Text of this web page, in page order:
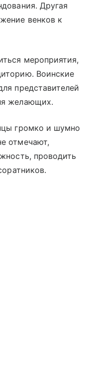
Другая
венков к
мероприятия,
Воинские
представителей
желающих.
громко и шумно
отмечают,
проводить